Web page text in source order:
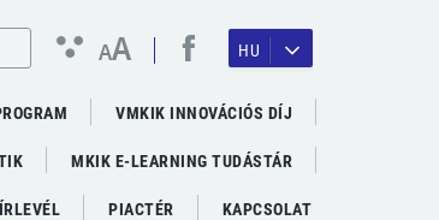
AA HU
VMKIK INNOVÁCIÓS DÍJ
MKIK E-LEARNING TUDÁSTÁR
PIACTÉR KAPCSOLAT